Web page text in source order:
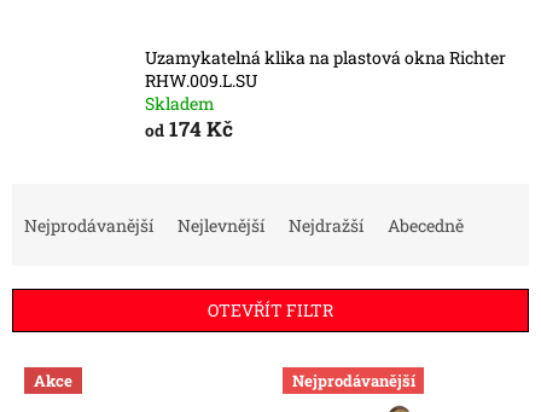
Uzamykatelná klika na plastová okna Richter
RHW.009.L.SU
Skladem
od 174 Kč
í
Nejprodávanější Nejlevnější Nejdražší Abecedně
OTEVŘÍT FILTR
V
ý Akce Nejprodávanější